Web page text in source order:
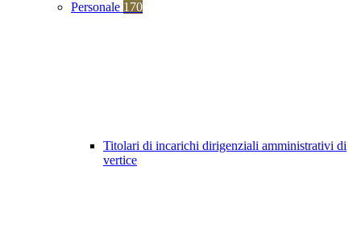
Personale 170
Titolari di incarichi dirigenziali amministrativi di
vertice